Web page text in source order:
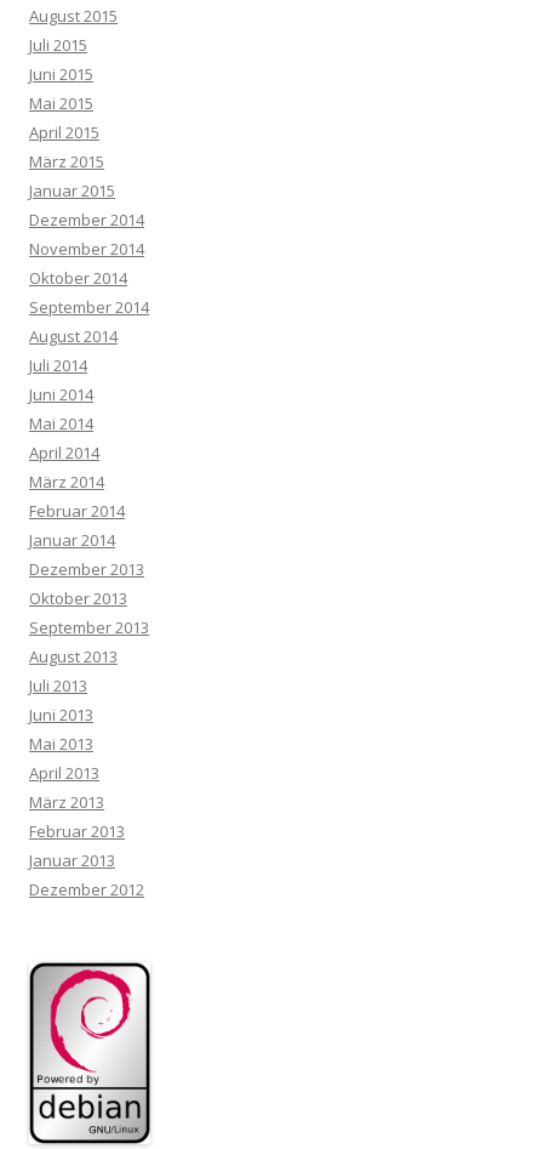
August 2015
Juli 2015
Juni 2015
Mai 2015
April 2015
März 2015
Januar 2015
Dezember 2014
November 2014
Oktober 2014
September 2014
August 2014
Juli 2014
Juni 2014
Mai 2014
April 2014
März 2014
Februar 2014
Januar 2014
Dezember 2013
Oktober 2013
September 2013
August 2013
Juli 2013
Juni 2013
Mai 2013
April 2013
März 2013
Februar 2013
Januar 2013
Dezember 2012